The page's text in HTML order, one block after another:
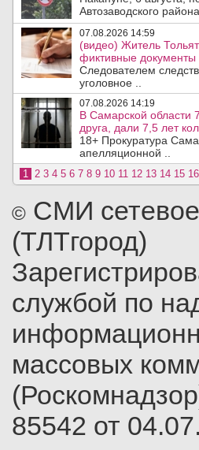
Автозаводского
07.08.2026 14:59
(видео) Житель
фиктивные документы
Следователем
уголовное ..
07.08.2026 14:19
В Самарской области
друга, дали 7,5 лет
18+ Прокуратура
апелляционной ..
1 2 3 4 5 6 7 8 9 10 11 12 13 14 15 16
© СМИ
(ТЛТгород)
службой по
массовых
85542 от